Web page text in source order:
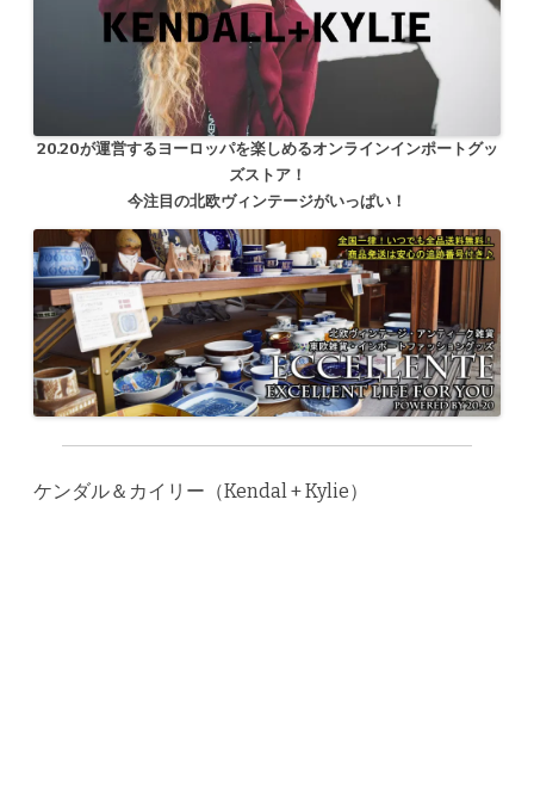
20.20が運営するヨーロッパを楽しめるオンラインインポートグッ
ズストア！
今注目の北欧ヴィンテージがいっぱい！
ケンダル＆カイリー（Kendal + Kylie）